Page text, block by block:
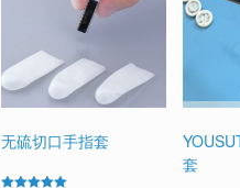
无硫切口手指套
套